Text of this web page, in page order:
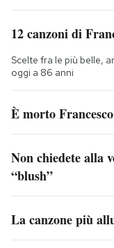
12 canzoni di
Scelte fra le più belle,
oggi a 86 anni
È morto
Non chiedete alla
“blush”
La canzone più